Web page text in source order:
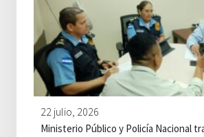
22 julio, 2026
Ministerio Público y Policía Nacional